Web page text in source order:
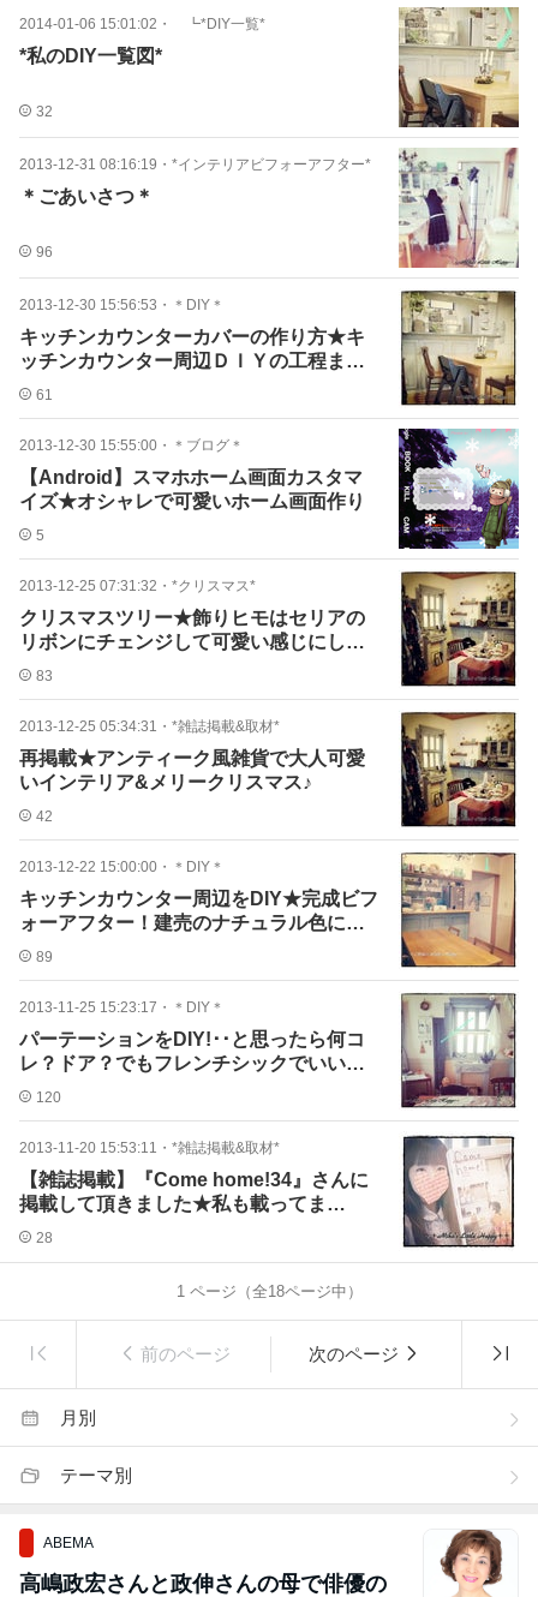
2014-01-06 15:01:02 ・ ┗*DIY一覧*
*私のDIY一覧図*
32
2013-12-31 08:16:19 ・ *インテリアビフォーアフター*
＊ごあいさつ＊
96
2013-12-30 15:56:53 ・ ＊DIY＊
キッチンカウンターカバーの作り方★キ
ッチンカウンター周辺ＤＩＹの工程まと
め♪
61
2013-12-30 15:55:00 ・ ＊ブログ＊
【Android】スマホホーム画面カスタマ
イズ★オシャレで可愛いホーム画面作り
5
2013-12-25 07:31:32 ・ *クリスマス*
クリスマスツリー★飾りヒモはセリアの
リボンにチェンジして可愛い感じにして
います♪
83
2013-12-25 05:34:31 ・ *雑誌掲載&取材*
再掲載★アンティーク風雑貨で大人可愛
いインテリア&メリークリスマス♪
42
2013-12-22 15:00:00 ・ ＊DIY＊
キッチンカウンター周辺をDIY★完成ビフ
ォーアフター！建売のナチュラル色にサ
ヨナラ♪
89
2013-11-25 15:23:17 ・ ＊DIY＊
パーテーションをDIY!･･と思ったら何コ
レ？ドア？でもフレンチシックでいい感
じッ＾＾♪
120
2013-11-20 15:53:11 ・ *雑誌掲載&取材*
【雑誌掲載】『Come home!34』さんに
掲載して頂きました★私も載ってま
す。。
28
1ページ（全18ページ中）
前のページ 次のページ
月別
テーマ別
ABEMA
高嶋政宏さんと政伸さんの母で俳優の